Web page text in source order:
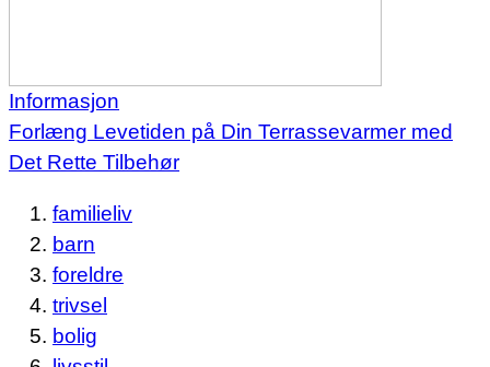
Informasjon
Forlæng Levetiden på Din Terrassevarmer med
Det Rette Tilbehør
familieliv
barn
foreldre
trivsel
bolig